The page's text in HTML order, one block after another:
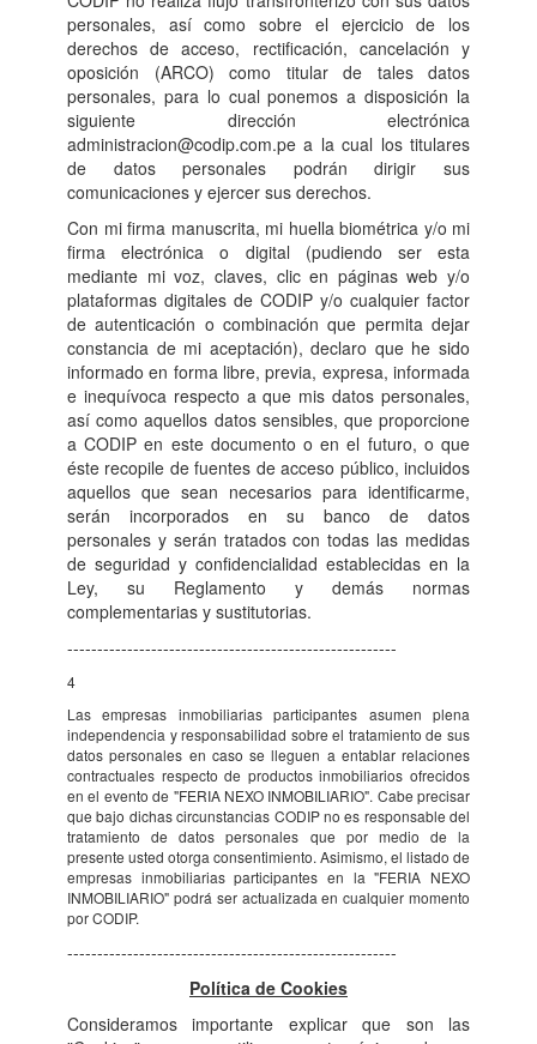
personales, así como sobre el ejercicio de los
derechos de acceso, rectificación, cancelación y
oposición (ARCO) como titular de tales datos
personales, para lo cual ponemos a disposición la
siguiente dirección electrónica
administracion@codip.com.pe a la cual los titulares
de datos personales podrán dirigir sus
comunicaciones y ejercer sus derechos.
Con mi firma manuscrita, mi huella biométrica y/o mi
firma electrónica o digital (pudiendo ser esta
mediante mi voz, claves, clic en páginas web y/o
plataformas digitales de CODIP y/o cualquier factor
de autenticación o combinación que permita dejar
constancia de mi aceptación), declaro que he sido
informado en forma libre, previa, expresa, informada
e inequívoca respecto a que mis datos personales,
así como aquellos datos sensibles, que proporcione
a CODIP en este documento o en el futuro, o que
éste recopile de fuentes de acceso público, incluidos
aquellos que sean necesarios para identificarme,
serán incorporados en su banco de datos
personales y serán tratados con todas las medidas
de seguridad y confidencialidad establecidas en la
Ley, su Reglamento y demás normas
complementarias y sustitutorias.
-------------------------------------------------------
4
Las empresas inmobiliarias participantes asumen plena
independencia y responsabilidad sobre el tratamiento de sus
datos personales en caso se lleguen a entablar relaciones
contractuales respecto de productos inmobiliarios ofrecidos
en el evento de "FERIA NEXO INMOBILIARIO". Cabe precisar
que bajo dichas circunstancias CODIP no es responsable del
tratamiento de datos personales que por medio de la
presente usted otorga consentimiento. Asimismo, el listado de
empresas inmobiliarias participantes en la "FERIA NEXO
INMOBILIARIO" podrá ser actualizada en cualquier momento
por CODIP.
-------------------------------------------------------
Política de Cookies
Consideramos importante explicar que son las